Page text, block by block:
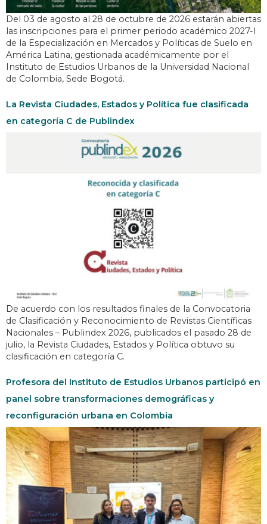
Del 03 de agosto al 28 de octubre de 2026 estarán abiertas
las inscripciones para el primer periodo académico 2027-I
de la Especialización en Mercados y Políticas de Suelo en
América Latina, gestionada académicamente por el
Instituto de Estudios Urbanos de la Universidad Nacional
de Colombia, Sede Bogotá.
La Revista Ciudades, Estados y Política fue clasificada
en categoría C de Publindex
De acuerdo con los resultados finales de la Convocatoria
de Clasificación y Reconocimiento de Revistas Científicas
Nacionales – Publindex 2026, publicados el pasado 28 de
julio, la Revista Ciudades, Estados y Política obtuvo su
clasificación en categoría C.
Profesora del Instituto de Estudios Urbanos participó en
panel sobre transformaciones demográficas y
reconfiguración urbana en Colombia